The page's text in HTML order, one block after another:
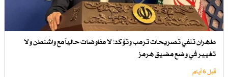
طهران تنفي تصريحات ترمب وتؤكد: لا مفاوضات حالياً مع واشنطن ولا
تغيير في وضع مضيق هرمز
قبل 6 أيام